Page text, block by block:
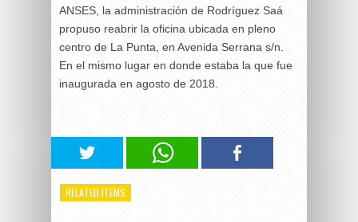
ANSES, la administración de Rodríguez Saá
propuso reabrir la oficina ubicada en pleno
centro de La Punta, en Avenida Serrana s/n.
En el mismo lugar en donde estaba la que fue
inaugurada en agosto de 2018.
RELATED ITEMS